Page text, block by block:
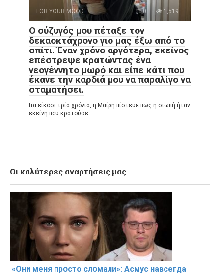
FOR YOUR MOOD 0 1,519
Ο σύζυγός μου πέταξε τον
δεκαοκτάχρονο γιο μας έξω από το
σπίτι. Έναν χρόνο αργότερα, εκείνος
επέστρεψε κρατώντας ένα
νεογέννητο μωρό και είπε κάτι που
έκανε την καρδιά μου να παραλίγο να
σταματήσει.
Για είκοσι τρία χρόνια, η Μαίρη πίστευε πως η σιωπή ήταν
εκείνη που κρατούσε
Οι καλύτερες αναρτήσεις μας
«Они меня прօсто слօмали»: Асмус навсегда